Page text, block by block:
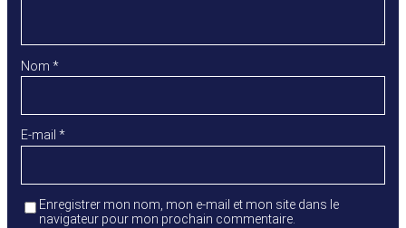
Nom *
E-mail *
Enregistrer mon nom, mon e-mail et mon site dans le
navigateur pour mon prochain commentaire.